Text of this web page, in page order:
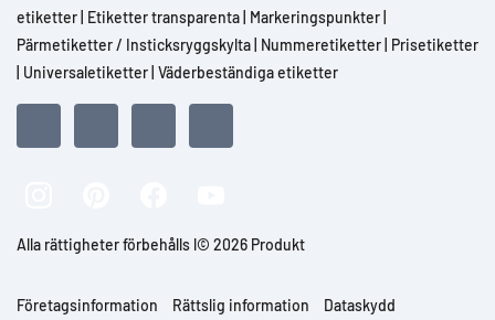
etiketter Etiketter transparenta Markeringspunkter
Pärmetiketter / Insticksryggskylta Nummeretiketter Prisetiketter
Universaletiketter Väderbeständiga etiketter
Alla rättigheter förbehålls l© 2026 Produkt
Företagsinformation Rättslig information Dataskydd